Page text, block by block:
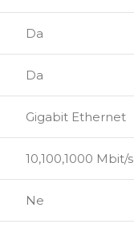
Da
Da
Gigabit Ethernet
10,100,1000 Mbit/s
Ne